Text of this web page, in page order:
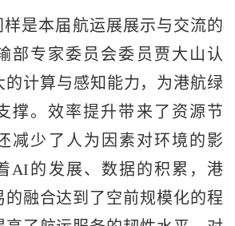
是本届航运展展示与交流的
部专家委员会委员贾大山认
的计算与感知能力，为港航绿
撑。效率提升带来了资源节
减少了人为因素对环境的影
AI的发展、数据的积累，港
的融合达到了空前规模化的程